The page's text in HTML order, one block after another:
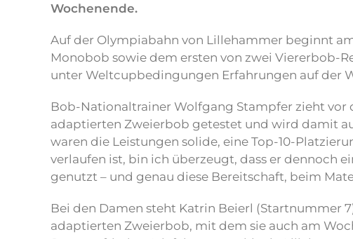
Wochenende.
Auf der Olympiabahn von Lillehammer beginnt
Monobob sowie dem ersten von zwei Viererbob-
unter Weltcupbedingungen Erfahrungen auf der
Bob-Nationaltrainer Wolfgang Stampfer zieht vor
adaptierten Zweierbob getestet und wird damit
waren die Leistungen solide, eine Top-10-
verlaufen ist, bin ich überzeugt, dass er dennoch
genutzt – und genau diese Bereitschaft, beim
Bei den Damen steht Katrin Beierl (Startnummer
adaptierten Zweierbob, mit dem sie auch am